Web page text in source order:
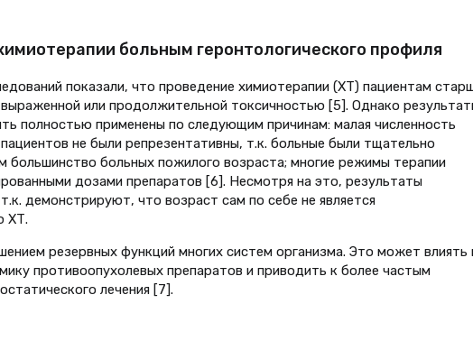
больным геронтологического профиля
показали, что проведение химиотерапии (ХТ) пациентам
или продолжительной токсичностью [5]. Однако
полностью применены по следующим причинам: малая численность
не были репрезентативны, т.к. больные были тщательно
большинство больных пожилого возраста; многие режимы терапии
дозами препаратов [6]. Несмотря на это, результаты
демонстрируют, что возраст сам по себе не является
ХТ.
резервных функций многих систем организма. Это может влиять
противоопухолевых препаратов и приводить к более частым
лечения [7].